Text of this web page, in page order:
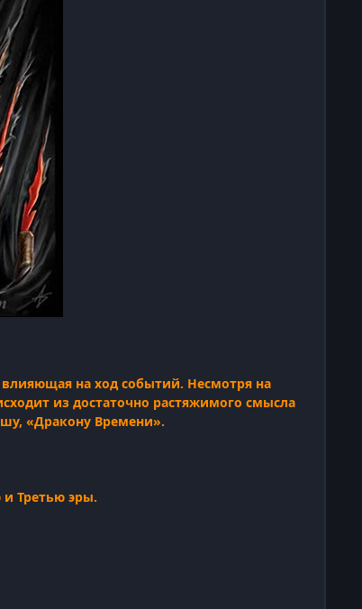
на ход событий. Несмотря на
из достаточно растяжимого смысла
«Дракону Времени».
Третью эры.